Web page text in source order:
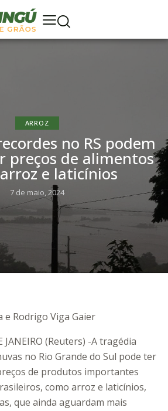
ARROZ
no RS podem
preços de alimentos
e laticínios
7 de maio, 2024
e Rodrigo Viga Gaier
JANEIRO (Reuters) -A tragédia
no Rio Grande do Sul pode ter
de produtos importantes
como arroz e laticínios,
que ainda aguardam mais